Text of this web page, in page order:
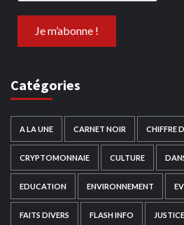
Catégories
A LA UNE CARNET NOIR CHIFFRE
CRYPTOMONNAIE CULTURE
EDUCATION ENVIRONNEMENT
FAITS DIVERS FLASH INFO JUSTICE